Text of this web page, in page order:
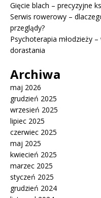
Gięcie blach – precyzyjne
Serwis rowerowy –
przeglądy?
Psychoterapia młodzieży
dorastania
Archiwa
maj 2026
grudzień 2025
wrzesień 2025
lipiec 2025
czerwiec 2025
maj 2025
kwiecień 2025
marzec 2025
styczeń 2025
grudzień 2024